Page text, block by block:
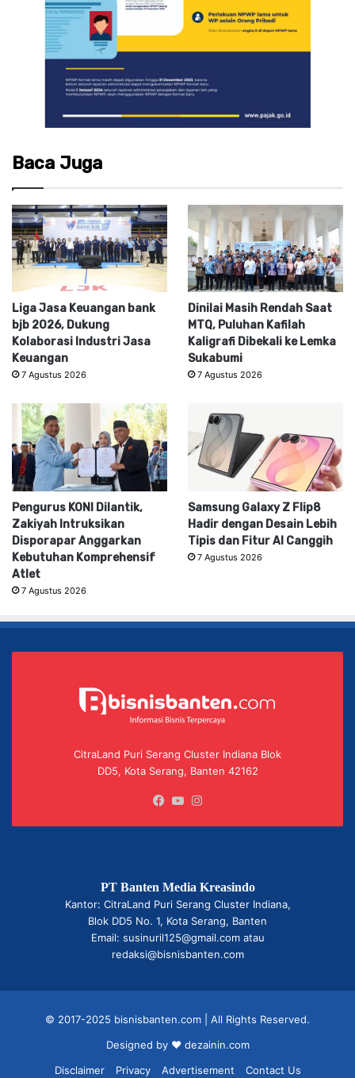
Baca Juga
Liga Jasa Keuangan bank
bjb 2026, Dukung
Kolaborasi Industri Jasa
Keuangan
7 Agustus 2026
Dinilai Masih Rendah Saat
MTQ, Puluhan Kafilah
Kaligrafi Dibekali ke Lemka
Sukabumi
7 Agustus 2026
Pengurus KONI Dilantik,
Zakiyah Intruksikan
Disporapar Anggarkan
Kebutuhan Komprehensif
Atlet
7 Agustus 2026
Samsung Galaxy Z Flip8
Hadir dengan Desain Lebih
Tipis dan Fitur AI Canggih
7 Agustus 2026
CitraLand Puri Serang Cluster Indiana Blok
DD5, Kota Serang, Banten 42162
Facebook
YouTube
PT Banten Media Kreasindo
Kantor: CitraLand Puri Serang Cluster Indiana,
Blok DD5 No. 1, Kota Serang, Banten
Email: susinuril125@gmail.com atau
redaksi@bisnisbanten.com
© 2017-2025 bisnisbanten.com | All Rights Reserved.
Designed by ❤ dezainin.com
Disclaimer
Privacy Advertisement Contact Us